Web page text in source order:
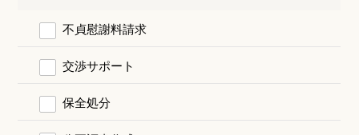
不貞慰謝料請求
交渉サポート
保全処分